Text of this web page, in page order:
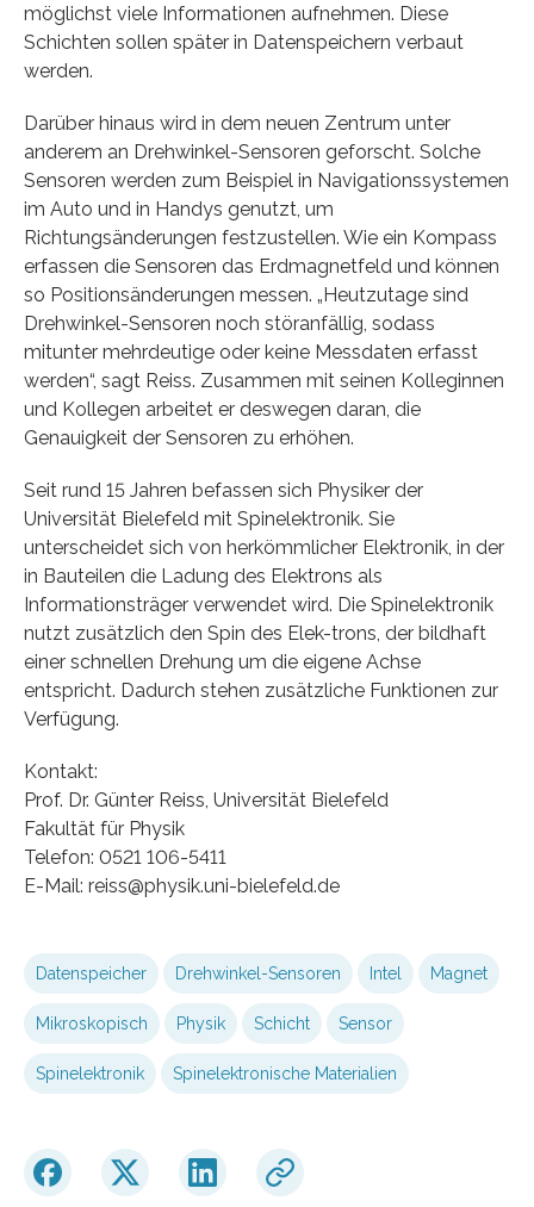
möglichst viele Informationen aufnehmen. Diese
Schichten sollen später in Datenspeichern verbaut
werden.
Darüber hinaus wird in dem neuen Zentrum unter
anderem an Drehwinkel-Sensoren geforscht. Solche
Sensoren werden zum Beispiel in Navigationssystemen
im Auto und in Handys genutzt, um
Richtungsänderungen festzustellen. Wie ein Kompass
erfassen die Sensoren das Erdmagnetfeld und können
so Positionsänderungen messen. „Heutzutage sind
Drehwinkel-Sensoren noch störanfällig, sodass
mitunter mehrdeutige oder keine Messdaten erfasst
werden“, sagt Reiss. Zusammen mit seinen Kolleginnen
und Kollegen arbeitet er deswegen daran, die
Genauigkeit der Sensoren zu erhöhen.
Seit rund 15 Jahren befassen sich Physiker der
Universität Bielefeld mit Spinelektronik. Sie
unterscheidet sich von herkömmlicher Elektronik, in der
in Bauteilen die Ladung des Elektrons als
Informationsträger verwendet wird. Die Spinelektronik
nutzt zusätzlich den Spin des Elek-trons, der bildhaft
einer schnellen Drehung um die eigene Achse
entspricht. Dadurch stehen zusätzliche Funktionen zur
Verfügung.
Kontakt:
Prof. Dr. Günter Reiss, Universität Bielefeld
Fakultät für Physik
Telefon: 0521 106-5411
E-Mail: reiss@physik.uni-bielefeld.de
Datenspeicher Drehwinkel-Sensoren Intel Magnet
Mikroskopisch Physik Schicht Sensor
Spinelektronik Spinelektronische Materialien